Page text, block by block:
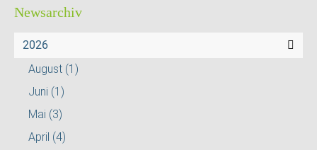
Newsarchiv
2026
August (1)
Juni (1)
Mai (3)
April (4)